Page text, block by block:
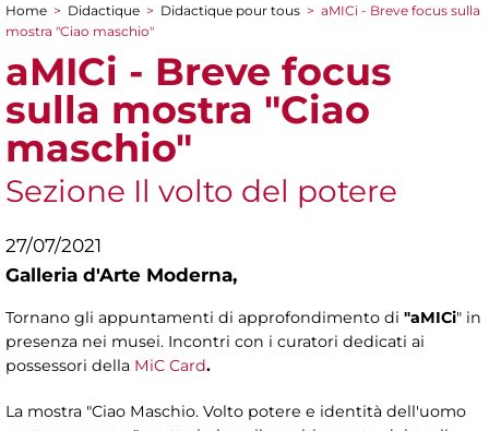
You are here
Home > Didactique > Didactique pour tous > aMICi - Breve focus sulla
mostra "Ciao maschio"
aMICi - Breve focus
sulla mostra "Ciao
maschio"
Sezione Il volto del potere
27/07/2021
Galleria d'Arte Moderna,
Tornano gli appuntamenti di approfondimento di "aMICi" in
presenza nei musei. Incontri con i curatori dedicati ai
possessori della MiC Card.
La mostra "Ciao Maschio. Volto potere e identità dell'uomo